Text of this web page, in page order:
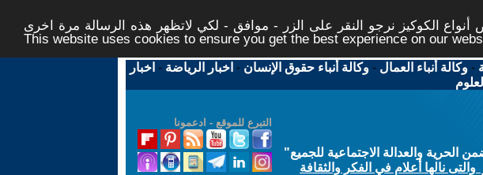
الكوكيز نرجو النقر على الزر - موافق - لكي لاتظهر هذه الرسالة مرة اخرى -
This website uses cookies to ensure you get the best experience on our
-وكالة أنباء العمال -وكالة أنباء حقوق الإنسان - اخبار الرياضة - اخبار
التبرع للموقع - ادعمونا
والعدالة الاجتماعية للجميع"
نالها أعلام في الفكر والثقافة